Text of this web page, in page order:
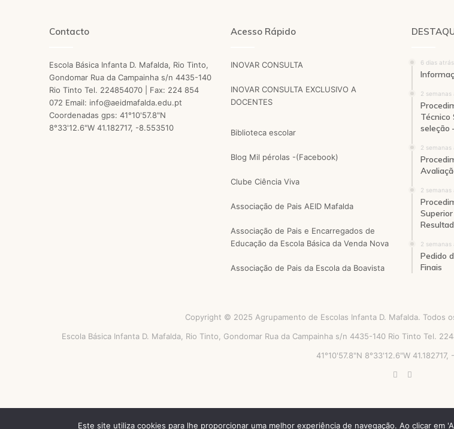
Contacto
Escola Básica Infanta D. Mafalda, Rio Tinto,
Gondomar Rua da Campainha s/n 4435-140
Rio Tinto Tel. 224854070 | Fax: 224 854
072 Email: info@aeidmafalda.edu.pt
Coordenadas gps: 41°10'57.8"N
8°33'12.6"W 41.182717, -8.553510
Acesso Rápido
INOVAR CONSULTA
INOVAR CONSULTA EXCLUSIVO A
DOCENTES
Biblioteca escolar
Blog Mil pérolas -(Facebook)
Clube Ciência Viva
Associação de Pais AEID Mafalda
Associação de Pais e Encarregados de
Educação da Escola Básica da Venda Nova
Associação de Pais da Escola da Boavista
6 dias atrás
2 semanas
Técnico
seleção
2 semanas
2 semanas
2 semanas
Pedido
Finais
Copyright © 2025 Agrupamento de Escolas Infanta D. Mafalda. Todos
Escola Básica Infanta D. Mafalda, Rio Tinto, Gondomar Rua da Campainha s/n 4435-140 Rio Tinto Tel.
41°10'57.8"N 8°33'12.6"W 41.182717,
Facebook
Este site utiliza cookies para lhe proporcionar uma melhor experiência de navegação. Ao clicar em